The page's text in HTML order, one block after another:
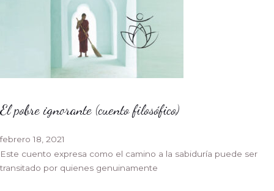
El pobre ignorante (cuento filosófico)
febrero 18, 2021
Este cuento expresa como el camino a la sabiduría puede ser
transitado por quienes genuinamente